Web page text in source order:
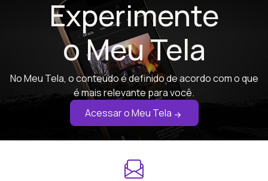
Experimente
o Meu Tela
No Meu Tela, o conteúdo é definido de acordo com o que
é mais relevante para você.
Acessar o Meu Tela